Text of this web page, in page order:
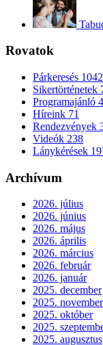
Rovatok
Párkeresés 1042
Sikertörténetek
Programajánló
Híreink 71
Rendezvények
Videók 238
Lánykérések
Archívum
2026. július
2026. június
2026. május
2026. április
2026. március
2026. február
2026. január
2025. december
2025. november
2025. október
2025.
2025. augusztus